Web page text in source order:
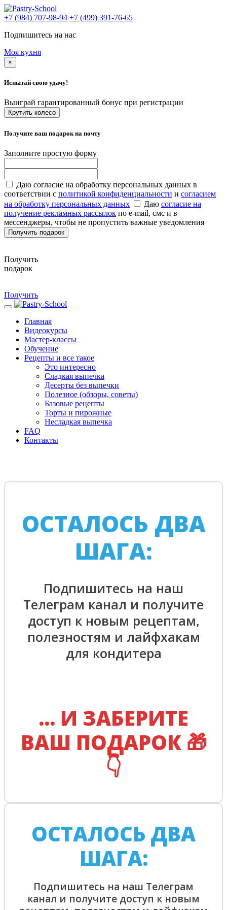
+7 (984) 707-98-94 +7 (499) 391-76-65
Подпишитесь на нас
Моя кухня
×
Испытай свою удачу!
Выиграй гарантированный бонус при регистрации
Крутить колесо
Получите ваш подарок на почту
Заполните простую форму
Даю согласие на обработку персональных данных в
соответствии с политикой конфиденциальности и согласием
на обработку персональных данных
Даю согласие на
получение рекламных рассылок по e-mail, смс и в
мессенджеры, чтобы не пропустить важные уведомления
Получить подарок
Получить
подарок
Получить
Главная
Видеокурсы
Мастер-классы
Обучение
Рецепты и все такое
Это интересно
Сладкая выпечка
Десерты без выпечки
Полезное (обзоры, советы)
Базовые рецепты
Торты и пирожные
Несладкая выпечка
FAQ
Контакты
ОСТАЛОСЬ ДВА
ШАГА:
Подпишитесь на наш
Телеграм канал и получите
доступ к новым рецептам,
полезностям и лайфхакам
для кондитера
... И ЗАБЕРИТЕ
ВАШ ПОДАРОК 🎁
👇
ОСТАЛОСЬ ДВА
ШАГА:
Подпишитесь на наш Телеграм
канал и получите доступ к новым